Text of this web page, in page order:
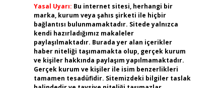
Yasal Uyarı: Bu internet sitesi, herhangi bir
marka, kurum veya şahıs şirketi ile hiçbir
bağlantısı bulunmamaktadır. Sitede yalnızca
kendi hazırladığımız makaleler
paylaşılmaktadır. Burada yer alan içerikler
haber niteliği taşımamakta olup, gerçek kurum
ve kişiler hakkında paylaşım yapılmamaktadır.
Gerçek kurum ve kişiler ile isim benzerlikleri
tamamen tesadüfidir. Sitemizdeki bilgiler taslak